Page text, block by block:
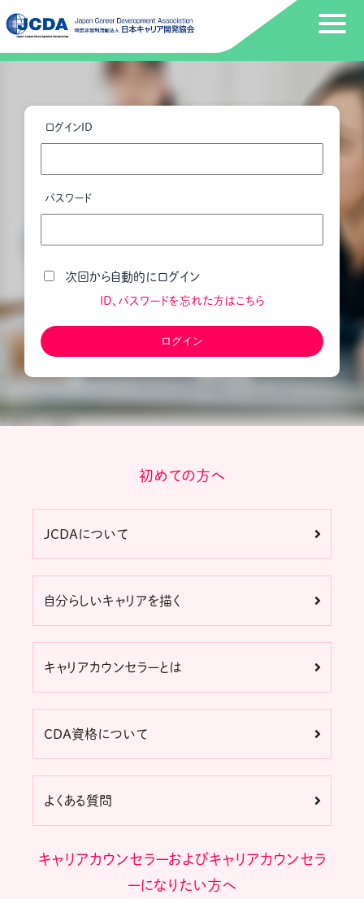
ログインID
パスワード
次回から自動的にログイン
ID、パスワードを忘れた方はこちら
初めての方へ
JCDAについて
自分らしいキャリアを描く
キャリアカウンセラーとは
CDA資格について
よくある質問
キャリアカウンセラーおよびキャリアカウンセラ
ーになりたい方へ